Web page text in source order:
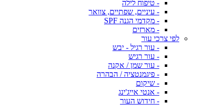
- טיפוח לילה
- עיניים, שפתיים, צוואר
- מקדמי הגנה SPF
- מארזים
לפי צרכי עור
- עור רגיל - יבש
- עור רגיש
- עור שמן / אקנה
- פיגמנטציה / הבהרה
- שיקום
- אנטי אייג'ינג
- חידוש העור